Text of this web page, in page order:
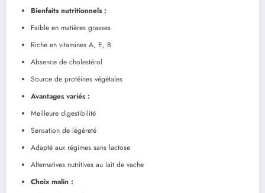
Bienfaits nutritionnels :
Faible en matières grasses
Riche en vitamines A, E, B
Absence de cholestérol
Source de protéines végétales
Avantages variés :
Meilleure digestibilité
Sensation de légèreté
Adapté aux régimes sans lactose
Alternatives nutritives au lait de vache
Choix malin :